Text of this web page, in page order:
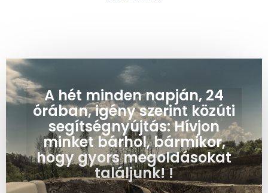
A hét minden napján, 24
órában, igény szerint közúti
segítségnyújtás: Hívjon
minket bárhol, bármikor,
hogy gyors megoldásokat
találjunk! !